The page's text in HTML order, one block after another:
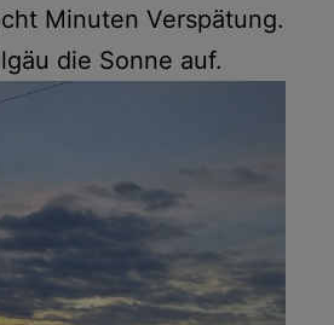
Minuten Verspätung.
die Sonne auf.